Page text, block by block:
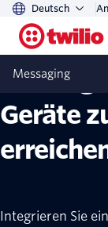
Deutsch
Messaging
Programmable
Geräte
Integrieren Sie